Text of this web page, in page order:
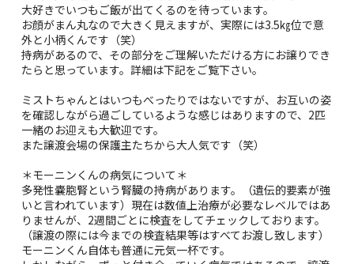
大好きでいつもご飯が出てくるのを待っています。
お顔がまん丸なので大きく見えますが、実際には3.5㎏位で意
外と小柄くんです（笑）
持病があるので、その部分をご理解いただける方にお譲りでき
たらと思っています。詳細は下記をご覧下さい。
ミストちゃんとはいつもべったりではないですが、お互いの姿
を確認しながら過ごしているような感じはありますので、2匹
一緒のお迎えも大歓迎です。
また譲渡会場の保護主たちから大人気です（笑）
＊モーニンくんの病気について＊
多発性嚢胞腎という腎臓の持病があります。（遺伝的要素が強
いと言われています）現在は数値上治療が必要なレベルではあ
りませんが、2週間ごとに検査をしてチェックしております。
（譲渡の際には今までの検査結果等はすべてお渡し致します）
モーニンくん自体も普通に元気一杯です。